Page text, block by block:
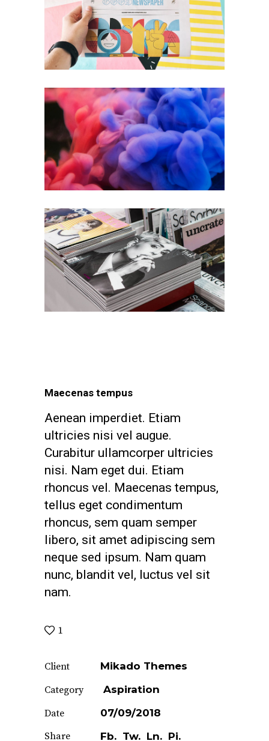
Maecenas tempus
Aenean imperdiet. Etiam
ultricies nisi vel augue.
Curabitur ullamcorper ultricies
nisi. Nam eget dui. Etiam
rhoncus vel. Maecenas tempus,
tellus eget condimentum
rhoncus, sem quam semper
libero, sit amet adipiscing sem
neque sed ipsum. Nam quam
nunc, blandit vel, luctus vel sit
nam.
1
Client
Mikado Themes
Category
Aspiration
Date
07/09/2018
Share
Fb. Tw. Ln. Pi.